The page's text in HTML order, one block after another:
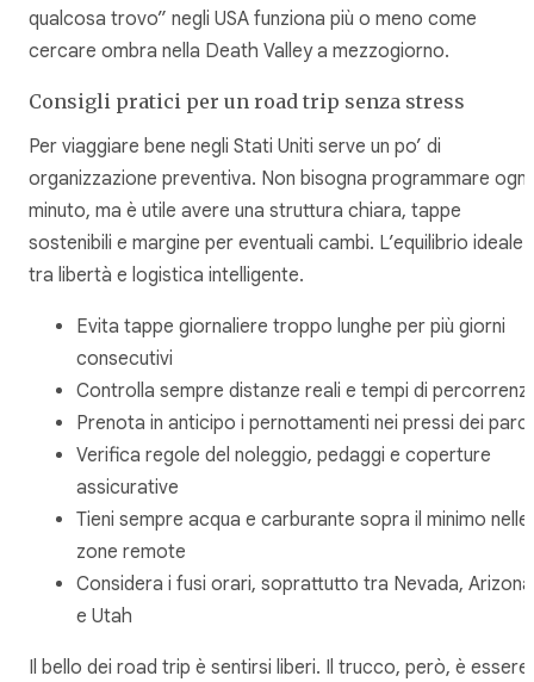
qualcosa trovo” negli USA funziona più o meno come
cercare ombra nella Death Valley a mezzogiorno.
Consigli pratici per un road trip senza stress
Per viaggiare bene negli Stati Uniti serve un po’ di
organizzazione preventiva. Non bisogna programmare ogni
minuto, ma è utile avere una struttura chiara, tappe
sostenibili e margine per eventuali cambi. L’equilibrio ideale
tra libertà e logistica intelligente.
Evita tappe giornaliere troppo lunghe per più giorni
consecutivi
Controlla sempre distanze reali e tempi di
Prenota in anticipo i pernottamenti nei pressi dei
Verifica regole del noleggio, pedaggi e coperture
assicurative
Tieni sempre acqua e carburante sopra il minimo nelle
zone remote
Considera i fusi orari, soprattutto tra Nevada, Arizona
e Utah
Il bello dei road trip è sentirsi liberi. Il trucco, però, è essere